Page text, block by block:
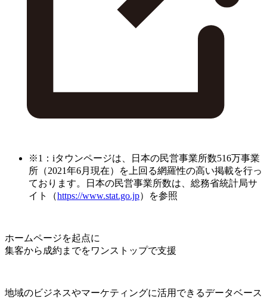
※1：iタウンページは、日本の民営事業所数516万事業
所（2021年6月現在）を上回る網羅性の高い掲載を行っ
ております。日本の民営事業所数は、総務省統計局サ
イト（https://www.stat.go.jp）を参照
ホームページを起点に
集客から成約までをワンストップで支援
地域のビジネスやマーケティングに活用できるデータベース